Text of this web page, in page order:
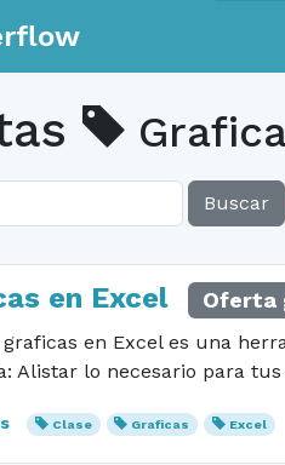
Buscar
en Excel Oferta
graficas en Excel es una
Alistar lo necesario para
Clase Graficas Excel